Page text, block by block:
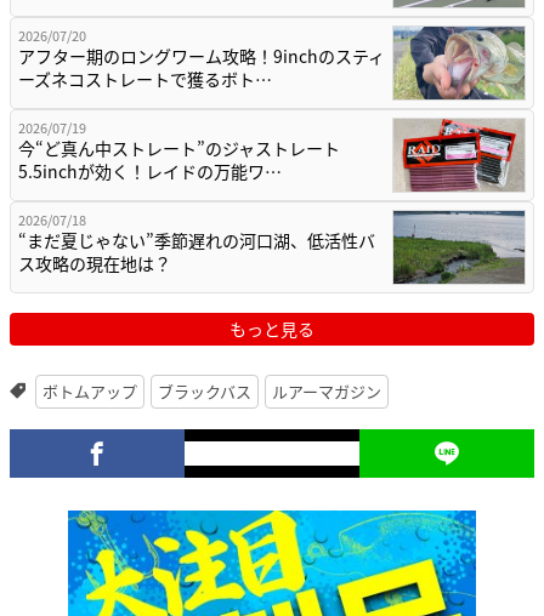
2026/07/20
アフター期のロングワーム攻略！9inchのスティ
ーズネコストレートで獲るボト…
2026/07/19
今“ど真ん中ストレート”のジャストレート
5.5inchが効く！レイドの万能ワ…
2026/07/18
“まだ夏じゃない”季節遅れの河口湖、低活性バ
ス攻略の現在地は？
もっと見る
ボトムアップ ブラックバス ルアーマガジン